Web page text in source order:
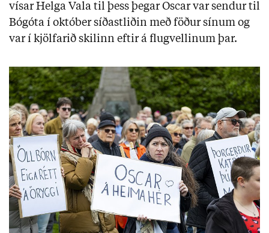
vísar Helga Vala til þess þegar Oscar var sendur til
Bógóta í október síðastliðin með föður sínum og
var í kjölfarið skilinn eftir á flugvellinum þar.